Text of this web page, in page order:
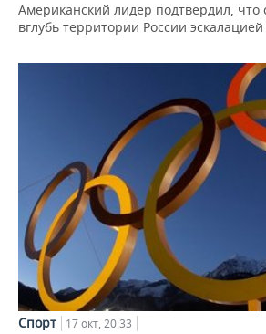
Американский лидер подтвердил, что
вглубь территории России
Спорт 17 окт, 20:33